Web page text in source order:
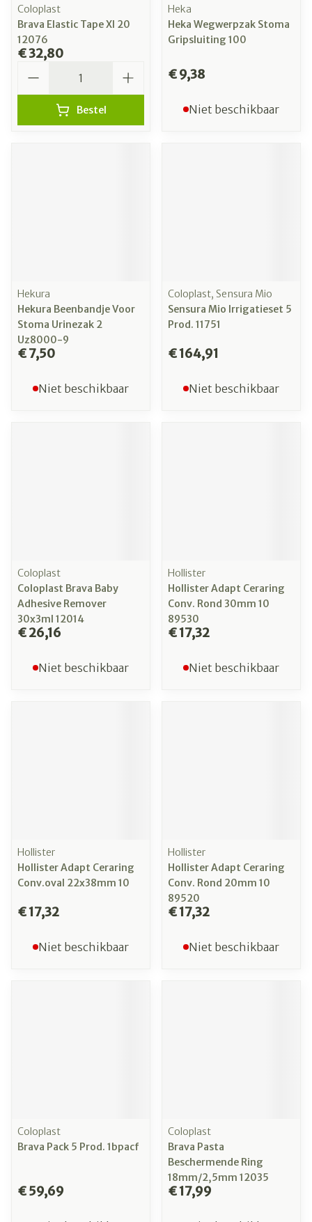
Coloplast
Brava Elastic Tape Xl 20
12076
€ 32,80
Bestel
Heka
Heka Wegwerpzak Stoma
Gripsluiting 100
€ 9,38
Niet beschikbaar
Hekura
Hekura Beenbandje Voor
Stoma Urinezak 2
Uz8000-9
€ 7,50
Niet beschikbaar
Coloplast, Sensura Mio
Sensura Mio Irrigatieset 5
Prod. 11751
€ 164,91
Niet beschikbaar
Coloplast
Coloplast Brava Baby
Adhesive Remover
30x3ml 12014
€ 26,16
Niet beschikbaar
Hollister
Hollister Adapt Ceraring
Conv. Rond 30mm 10
89530
€ 17,32
Niet beschikbaar
Hollister
Hollister Adapt Ceraring
Conv.oval 22x38mm 10
€ 17,32
Niet beschikbaar
Hollister
Hollister Adapt Ceraring
Conv. Rond 20mm 10
89520
€ 17,32
Niet beschikbaar
Coloplast
Brava Pack 5 Prod. 1bpacf
€ 59,69
Coloplast
Brava Pasta
Beschermende Ring
18mm/2,5mm 12035
€ 17,99